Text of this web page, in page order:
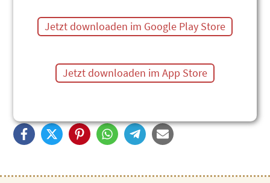
MatheMusik - Lila-Heft 12
Das gesungene Einmaleins (Standardsprache)
Jetzt downloaden im Google Play Store
Jetzt downloaden im App Store